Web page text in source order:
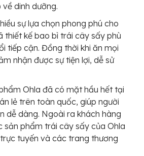
dinh dưỡng.
sự lựa chọn phong phú cho
thiết kế bao bì trái cây sấy phù
tiếp cận. Đồng thời khi ăn mọi
nhận được sự tiện lợi, dễ sử
Ohla đã có mặt hầu hết tại
lẻ trên toàn quốc, giúp người
dễ dàng. Ngoài ra khách hàng
sản phẩm trái cây sấy của Ohla
tuyến và các trang thương